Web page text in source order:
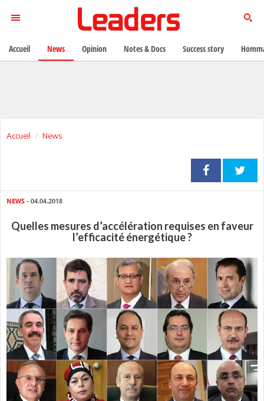
Accueil News
NEWS - 04.04.2018
Quelles mesures d’accélération requises en faveur
l’efficacité énergétique ?
Accueil News Opinion Notes & Docs Success story